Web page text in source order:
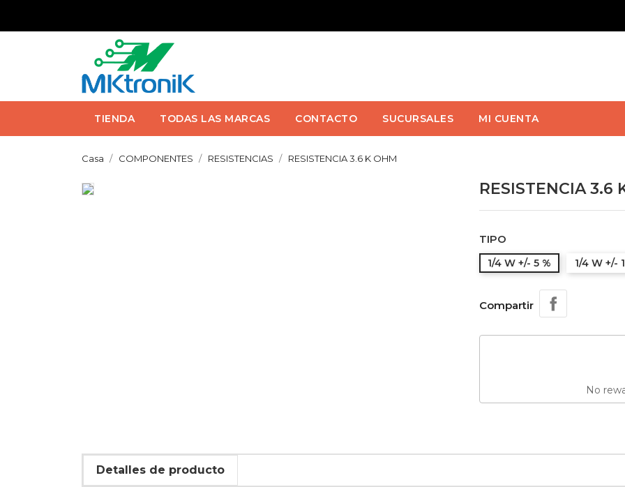
TIENDA TODAS LAS MARCAS CONTACTO SUCURSALES MI CUENTA
Casa COMPONENTES RESISTENCIAS RESISTENCIA 3.6 K OHM
RESISTENCIA 3.6
TIPO
1/4 W +/- 5 % 1/4 W +/-
Compartir
No
Detalles de producto